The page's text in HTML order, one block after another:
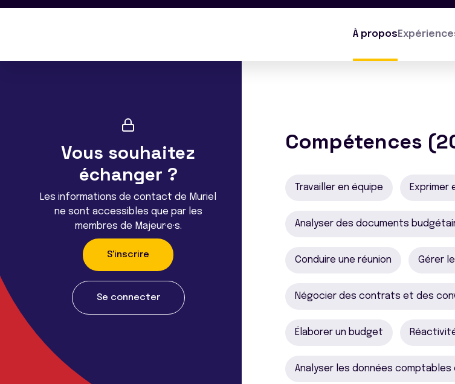
À propos
Vous souhaitez
échanger ?
Les informations de contact de Muriel
ne sont accessibles que par les
membres de Majeur·e·s.
S'inscrire
Se connecter
Compétences
Travailler en équipe
Analyser des documents
Conduire une réunion Gérer
Négocier des contrats et des
Élaborer un budget
Analyser les données